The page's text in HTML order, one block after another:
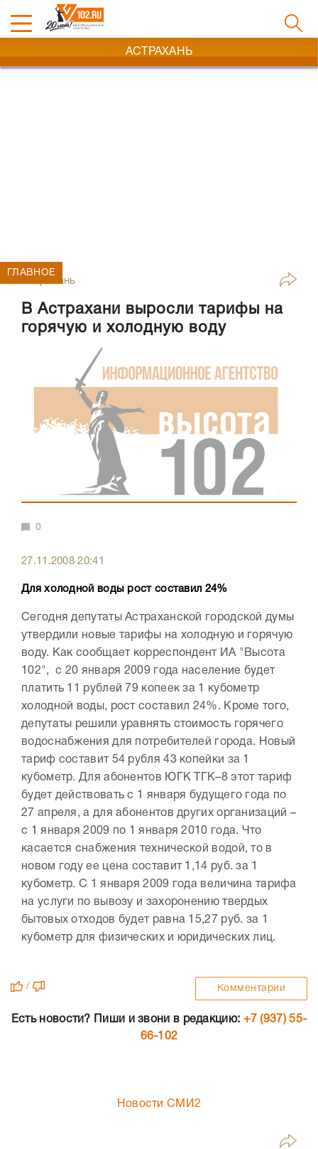
АСТРАХАНЬ
Астрахань
В Астрахани выросли тарифы на
горячую и холодную воду
ГЛАВНОЕ
0
27.11.2008 20:41
Для холодной воды рост составил 24%
Сегодня депутаты Астраханской городской думы
утвердили новые тарифы на холодную и горячую
воду. Как сообщает корреспондент ИА "Высота
102", с 20 января 2009 года население будет
платить 11 рублей 79 копеек за 1 кубометр
холодной воды, рост составил 24%. Кроме того,
депутаты решили уравнять стоимость горячего
водоснабжения для потребителей города. Новый
тариф составит 54 рубля 43 копейки за 1
кубометр. Для абонентов ЮГК ТГК–8 этот тариф
будет действовать с 1 января будущего года по
27 апреля, а для абонентов других организаций –
с 1 января 2009 по 1 января 2010 года. Что
касается снабжения технической водой, то в
новом году ее цена составит 1,14 руб. за 1
кубометр. С 1 января 2009 года величина тарифа
на услуги по вывозу и захоронению твердых
бытовых отходов будет равна 15,27 руб. за 1
кубометр для физических и юридических лиц.
/ Комментарии
Есть новости? Пиши и звони в редакцию: +7 (937) 55-
66-102
Новости СМИ2